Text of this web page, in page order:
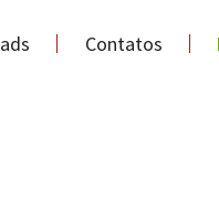
Contatos